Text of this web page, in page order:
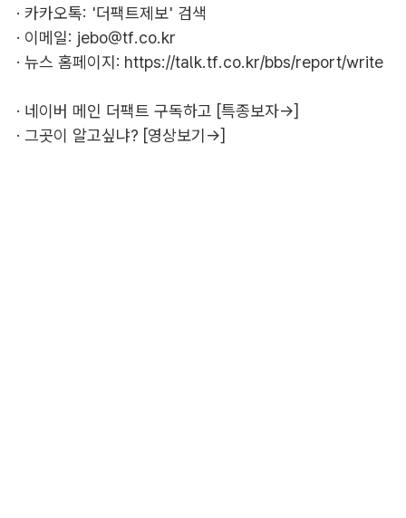
· 카카오톡: '더팩트제보' 검색
· 이메일: jebo@tf.co.kr
· 뉴스 홈페이지: https://talk.tf.co.kr/bbs/report/write
· 네이버 메인 더팩트 구독하고 [특종보자→]
· 그곳이 알고싶냐? [영상보기→]